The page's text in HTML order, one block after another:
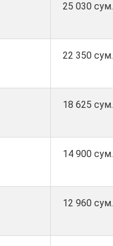
25 030 сум.
22 350 сум.
18 625 сум.
14 900 сум.
12 960 сум.